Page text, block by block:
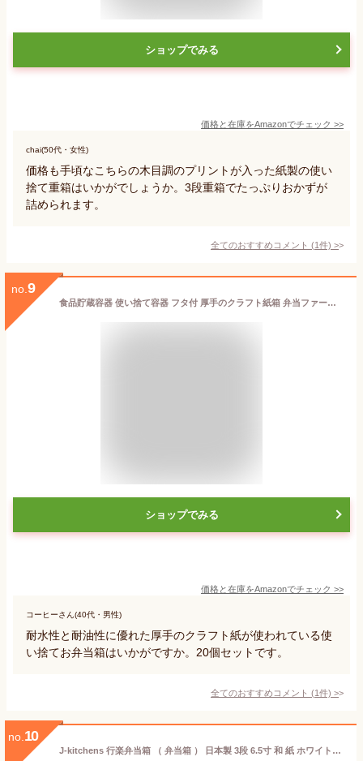
ショップでみる
価格と在庫をAmazonでチェック >>
chai(50代・女性)
価格も手頃なこちらの木目調のプリントが入った紙製の使い
捨て重箱はいかがでしょうか。3段重箱でたっぷりおかずが
詰められます。
全てのおすすめコメント (1件) >
no. 9
食品貯蔵容器 使い捨て容器 フタ付 厚手のクラフト紙箱 弁当ファーストフード箱 漏れ防止 シンプル 防水防油 鮮度保持 透明 テイクアウト容器 厚手 ポータブル 調理準備 料理 ピクニック オフィス 学校 旅行 透明カバー付き（500ml 20個入り）
ショップでみる
価格と在庫をAmazonでチェック >>
コーヒーさん(40代・男性)
耐水性と耐油性に優れた厚手のクラフト紙が使われている使
い捨てお弁当箱はいかがですか。20個セットです。
全てのおすすめコメント (1件) >
no. 10
J-kitchens 行楽弁当箱 （ 弁当箱 ） 日本製 3段 6.5寸 和 紙 ホワイトチェック 20.0cm x 20.0cm x 17.6cm